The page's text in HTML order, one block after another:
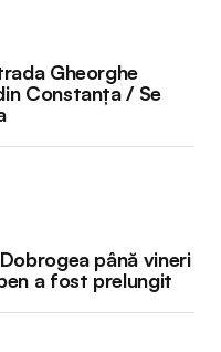
Gheorghe
Constanța / Se
până vineri
a fost prelungit